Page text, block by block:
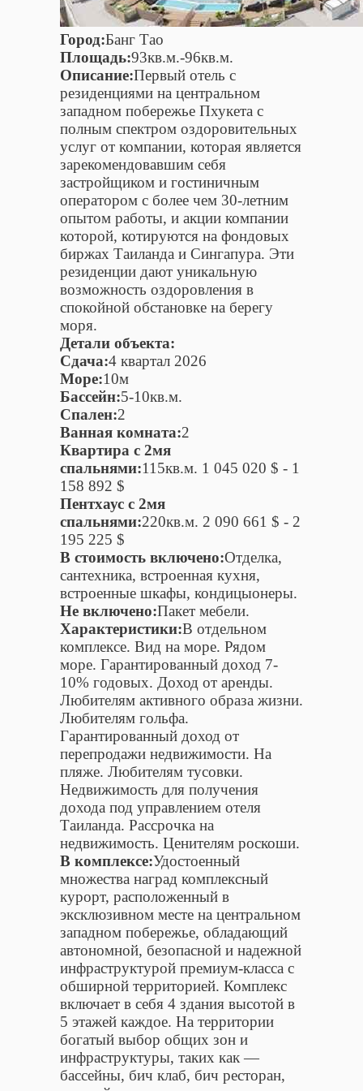
Город:Банг Тао
Площадь:93кв.м.-96кв.м.
Описание:Первый отель с
резиденциями на центральном
западном побережье Пхукета с
полным спектром оздоровительных
услуг от компании, которая является
зарекомендовавшим себя
застройщиком и гостиничным
оператором с более чем 30-летним
опытом работы, и акции компании
которой, котируются на фондовых
биржах Таиланда и Сингапура. Эти
резиденции дают уникальную
возможность оздоровления в
спокойной обстановке на берегу
моря.
Детали объекта:
Сдача:4 квартал 2026
Море:10м
Бассейн:5-10кв.м.
Спален:2
Ванная комната:2
Квартира c 2мя
спальнями:115кв.м. 1 045 020 $ - 1
158 892 $
Пентхаус c 2мя
спальнями:220кв.м. 2 090 661 $ - 2
195 225 $
В стоимость включено:Отделка,
сантехника, встроенная кухня,
встроенные шкафы, кондицыонеры.
Не включено:Пакет мебели.
Характеристики:В отдельном
комплексе. Вид на море. Рядом
море. Гарантированный доход 7-
10% годовых. Доход от аренды.
Любителям активного образа жизни.
Любителям гольфа.
Гарантированный доход от
перепродажи недвижимости. На
пляже. Любителям тусовки.
Недвижимость для получения
дохода под управлением отеля
Таиланда. Рассрочка на
недвижимость. Ценителям роскоши.
В комплексе:Удостоенный
множества наград комплексный
курорт, расположенный в
эксклюзивном месте на центральном
западном побережье, обладающий
автономной, безопасной и надежной
инфраструктурой премиум-класса с
обширной территорией. Комплекс
включает в себя 4 здания высотой в
5 этажей каждое. На территории
богатый выбор общих зон и
инфраструктуры, таких как —
бассейны, бич клаб, бич ресторан,